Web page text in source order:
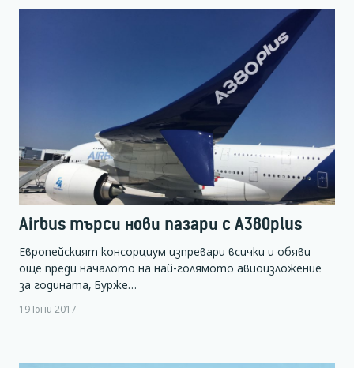
Airbus търси нови пазари с A380plus
Европейският консорциум изпревари всички и обяви
още преди началото на най-голямото авиоизложение
за годината, Бурже…
19 юни 2017